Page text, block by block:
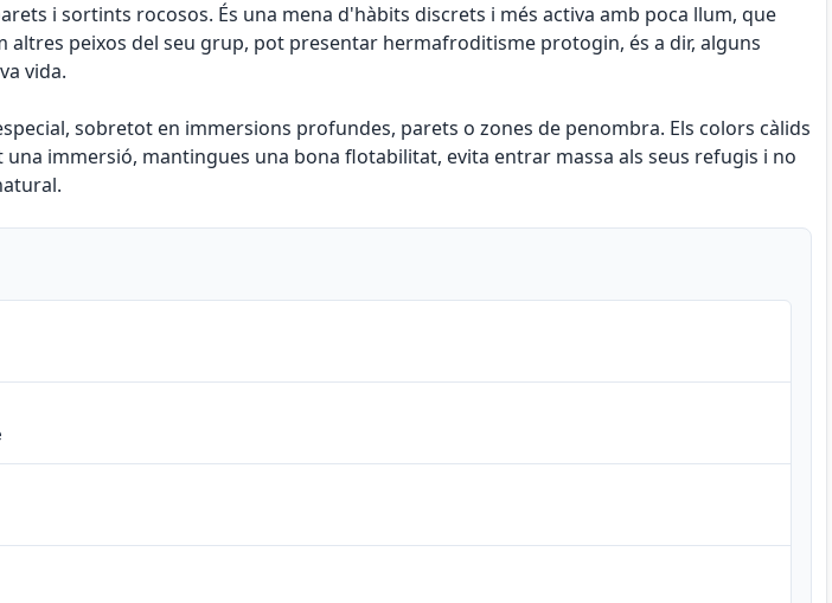
i sortints rocosos. És una mena d'hàbits discrets i més activa amb poca llum, que
peixos del seu grup, pot presentar hermafroditisme protogin, és a dir, alguns
vida.
sobretot en immersions profundes, parets o zones de penombra. Els colors càlids
immersió, mantingues una bona flotabilitat, evita entrar massa als seus refugis i no